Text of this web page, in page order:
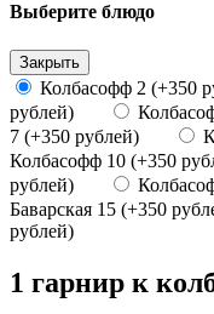
Выберите блюдо
Закрыть
Колбасофф 2 (+350
рублей)
7 (+350 рублей)
Колбасофф 10 (+350
рублей)
Баварская 15 (+350
рублей)
1 гарнир к